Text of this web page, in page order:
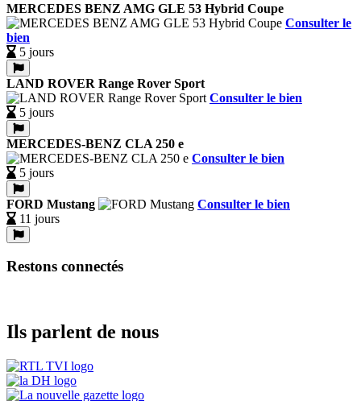
MERCEDES BENZ AMG GLE 53 Hybrid Coupe
Consulter le
bien
5 jours
LAND ROVER Range Rover Sport
Consulter le bien
5 jours
MERCEDES-BENZ CLA 250 e
Consulter le bien
5 jours
FORD Mustang
Consulter le bien
11 jours
Restons connectés
Ils parlent de nous